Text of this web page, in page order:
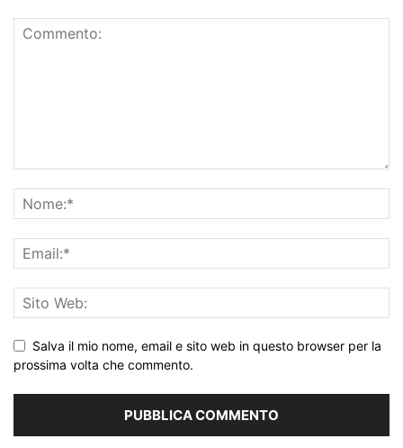
Salva il mio nome, email e sito web in questo browser per la
prossima volta che commento.